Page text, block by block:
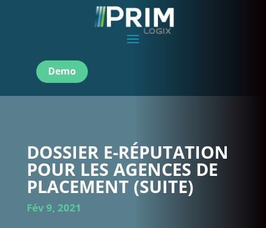
Demo
DOSSIER E-RÉPUTATION
POUR LES AGENCES DE
PLACEMENT (SUITE)
Fév 9, 2021